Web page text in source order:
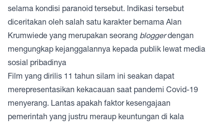
selama kondisi paranoid tersebut. Indikasi tersebut
diceritakan oleh salah satu karakter bernama Alan
Krumwiede yang merupakan seorang bloggerdengan
mengungkap kejanggalannya kepada publik lewat media
sosial pribadinya
Film yang dirilis 11 tahun silam ini seakan dapat
merepresentasikan kekacauan saat pandemi Covid-19
menyerang. Lantas apakah faktor kesengajaan
pemerintah yang justru meraup keuntungan di kala